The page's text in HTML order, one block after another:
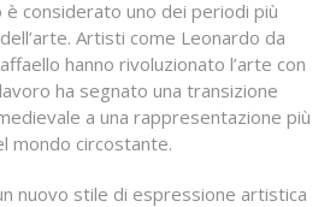
è considerato uno dei periodi più
Artisti come Leonardo da
hanno rivoluzionato l’arte con
ha segnato una transizione
a una rappresentazione più
mondo circostante.
nuovo stile di espressione artistica